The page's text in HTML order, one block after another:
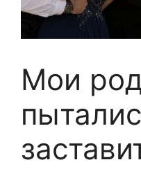
Мои